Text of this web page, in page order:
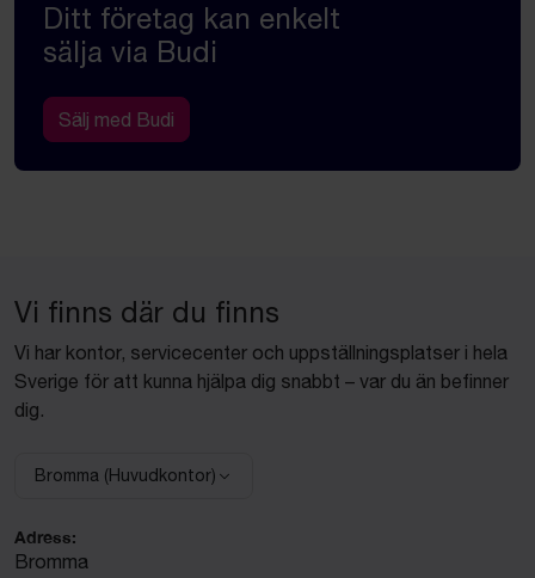
Ditt företag kan enkelt
sälja via Budi
Sälj med Budi
Vi finns där du finns
Vi har kontor, servicecenter och uppställningsplatser i hela
Sverige för att kunna hjälpa dig snabbt – var du än befinner
dig.
Välj anläggning:
Bromma (Huvudkontor)
Adress:
Bromma